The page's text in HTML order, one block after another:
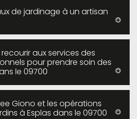
de jardinage à un artisan
aux services des
pour prendre soin des
le 09700
Giono et les opérations
à Esplas dans le 09700